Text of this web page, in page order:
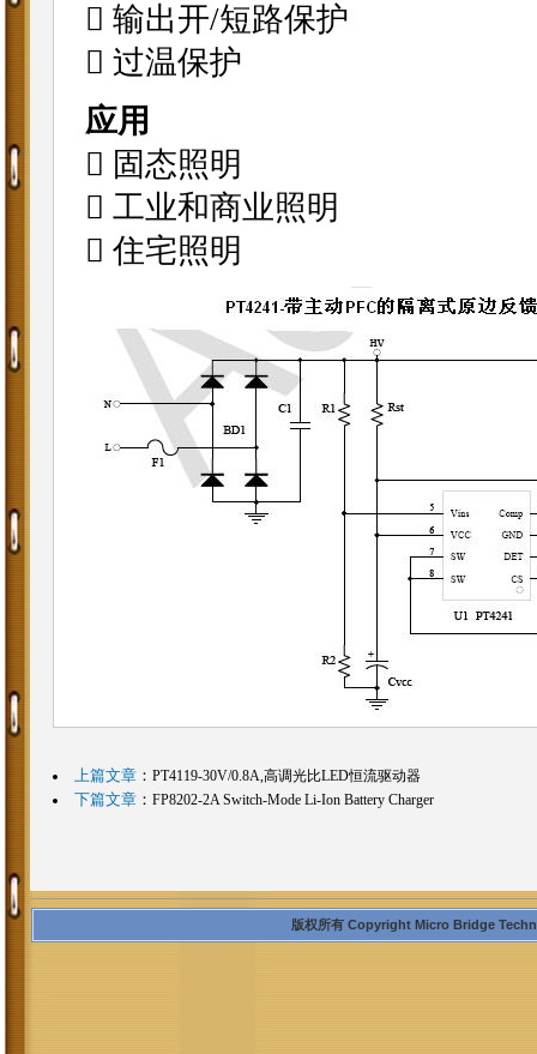
 输出开/短路保护
 过温保护
应用
 固态照明
 工业和商业照明
 住宅照明
上篇文章： PT4119-30V/0.8A,高调光比LED恒流驱动器
下篇文章： FP8202-2A Switch-Mode Li-Ion Battery Charger
版权所有 Copyright Micro Bridge